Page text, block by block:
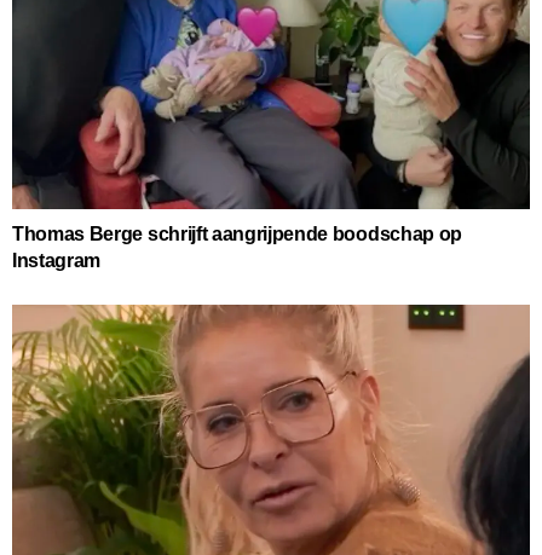
Thomas Berge schrijft aangrijpende boodschap op
Instagram